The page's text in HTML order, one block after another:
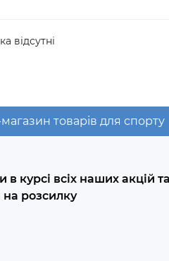
відсутні
товарів для спорту
в курсі всіх наших акцій
на розсилку